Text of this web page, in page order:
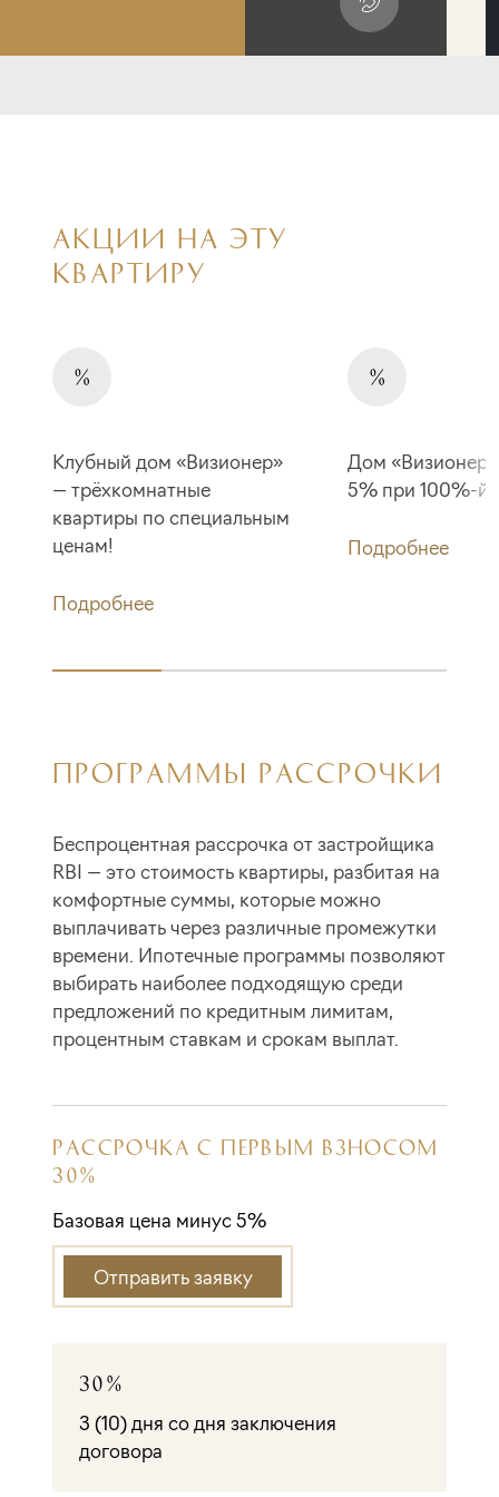
АКЦИИ НА ЭТУ
КВАРТИРУ
Клубный дом «Визионер»
— трёхкомнатные
квартиры по специальным
ценам!
Подробнее
Дом
5% при 100%-й
Подробнее
ПРОГРАММЫ РАССРОЧКИ
Беспроцентная рассрочка от застройщика
RBI — это стоимость квартиры, разбитая на
комфортные суммы, которые можно
выплачивать через различные промежутки
времени. Ипотечные программы позволяют
выбирать наиболее подходящую среди
предложений по кредитным лимитам,
процентным ставкам и срокам выплат.
РАССРОЧКА С ПЕРВЫМ ВЗНОСОМ
30%
Базовая цена минус 5%
Отправить заявку
30%
3 (10) дня со дня заключения
договора